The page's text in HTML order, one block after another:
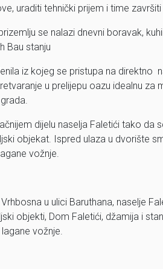
uraditi tehnički prijem i time
se nalazi dnevni boravak,
Bau stanju
iz kojeg se pristupa na direktno
u prelijepu oazu idealnu za
dijelu naselja Faletići tako da
objekat. Ispred ulaza u dvorište
vožnje.
u ulici Baruthana, naselje
objekti, Dom Faletići, džamija i
vožnje.